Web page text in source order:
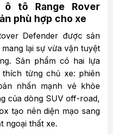
tô Range Rover
phù hợp cho xe
Defender được sản
lại sự vừa vặn tuyệt
Sản phẩm có hai lựa
từng chủ xe: phiên
nhấn mạnh vẻ khỏe
của dòng SUV off-road,
tạo nên diện mạo sang
ngoại thất xe.